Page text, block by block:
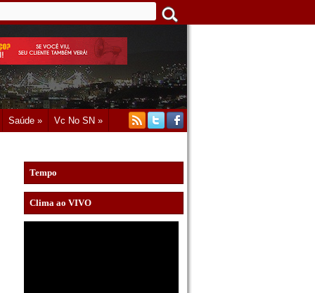
Saúde » Vc No SN »
Tempo
Clima ao VIVO